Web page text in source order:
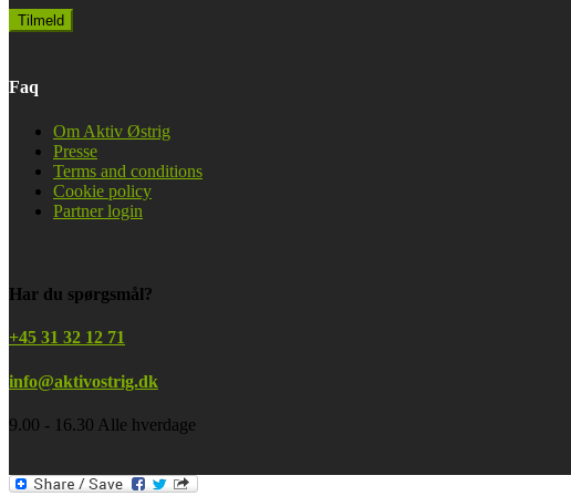
Faq
Om Aktiv Østrig
Presse
Terms and conditions
Cookie policy
Partner login
Har du spørgsmål?
+45 31 32 12 71
info@aktivostrig.dk
9.00 - 16.30 Alle hverdage